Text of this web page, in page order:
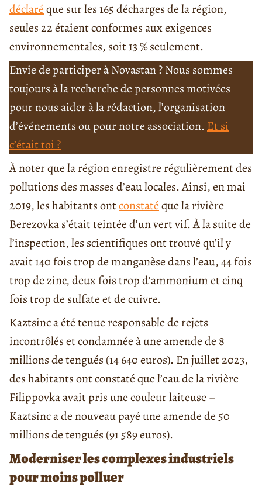
déclaréque sur les 165 décharges de la région,
seules 22 étaient conformes aux exigences
environnementales, soit 13 % seulement.
Envie de participer à Novastan ? Nous sommes
toujours à la recherche de personnes motivées
pour nous aider à la rédaction, l’organisation
d’événements ou pour notre association. Et si
c’était toi ?
À noter que la région enregistre régulièrement des
pollutions des masses d’eau locales. Ainsi, en mai
2019, les habitants ontconstatéque la rivière
Berezovka s’était teintée d’un vert vif. À la suite de
l’inspection, les scientifiques ont trouvé qu’il y
avait 140 fois trop de manganèse dans l’eau, 44 fois
trop de zinc, deux fois trop d’ammonium et cinq
fois trop de sulfate et de cuivre.
Kaztsinc a été tenue responsable de rejets
incontrôlés et condamnée à une amende de 8
millions de tengués (14 640 euros). En juillet 2023,
des habitants ont constaté que l’eau de la rivière
Filippovka avait pris une couleur laiteuse –
Kaztsinc a de nouveau payé une amende de 50
millions de tengués (91 589 euros).
Moderniser les complexes industriels
pour moins polluer